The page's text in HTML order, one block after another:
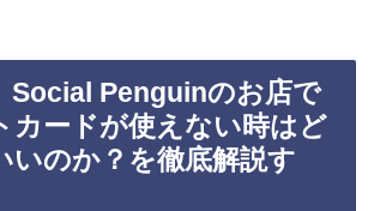
Social Penguinのお店で
カードが使えない時はど
いのか？を徹底解説す